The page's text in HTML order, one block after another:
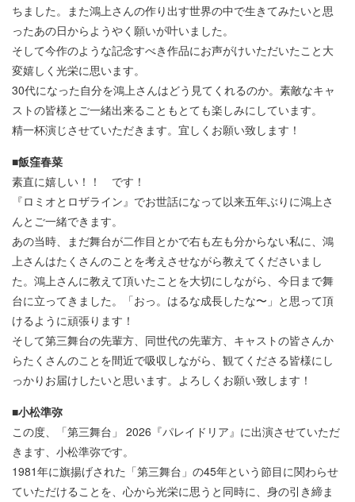
ちました。また鴻上さんの作り出す世界の中で生きてみたいと思
ったあの日からようやく願いが叶いました。
そして今作のような記念すべき作品にお声がけいただいたこと大
変嬉しく光栄に思います。
30代になった自分を鴻上さんはどう見てくれるのか。素敵なキャ
ストの皆様とご一緒出来ることもとても楽しみにしています。
精一杯演じさせていただきます。宜しくお願い致します！
■飯窪春菜
素直に嬉しい！！ です！
『ロミオとロザライン』でお世話になって以来五年ぶりに鴻上さ
んとご一緒できます。
あの当時、まだ舞台が二作目とかで右も左も分からない私に、鴻
上さんはたくさんのことを考えさせながら教えてくださいまし
た。鴻上さんに教えて頂いたことを大切にしながら、今日まで舞
台に立ってきました。「おっ。はるな成長したな〜」と思って頂
けるように頑張ります！
そして第三舞台の先輩方、同世代の先輩方、キャストの皆さんか
らたくさんのことを間近で吸収しながら、観てくださる皆様にし
っかりお届けしたいと思います。よろしくお願い致します！
■小松準弥
この度、「第三舞台」 2026『パレイドリア』に出演させていただ
きます、小松準弥です。
1981年に旗揚げされた「第三舞台」の45年という節目に関わらせ
ていただけることを、心から光栄に思うと同時に、身の引き締ま